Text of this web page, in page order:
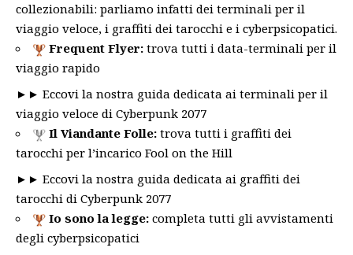
collezionabili: parliamo infatti dei terminali per il
viaggio veloce, i graffiti dei tarocchi e i cyberpsicopatici.
Frequent Flyer: trova tutti i data-terminali per il
viaggio rapido
►► Eccovi la nostra guida dedicata ai terminali per il
viaggio veloce di Cyberpunk 2077
Il Viandante Folle: trova tutti i graffiti dei
tarocchi per l’incarico Fool on the Hill
►► Eccovi la nostra guida dedicata ai graffiti dei
tarocchi di Cyberpunk 2077
Io sono la legge: completa tutti gli avvistamenti
degli cyberpsicopatici